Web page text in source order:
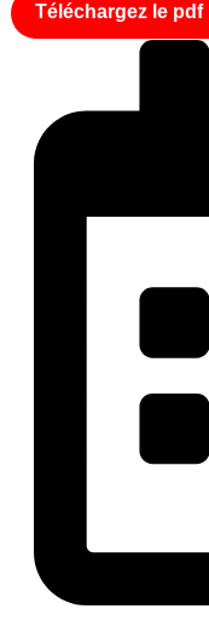
Téléchargez le pdf